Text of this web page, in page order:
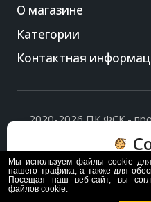
О магазине
Категории
Контактная
2020-2026 ПК ФСК -
Политика обработки
на их
Пользуясь сайтом, вы
обработки и
Мы используем файлы cookie
нашего трафика, а также для
Посещая наш веб-сайт, вы
файлов cookie.